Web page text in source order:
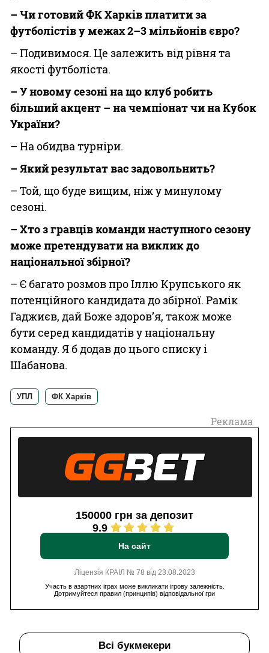
– Чи готовий ФК Харків платити за
футболістів у межах 2–3 мільйонів євро?
– Подивимося. Це залежить від рівня та
якості футболіста.
– У новому сезоні на що клуб робить
більший акцент – на чемпіонат чи на Кубок
України?
– На обидва турніри.
– Який результат вас задовольнить?
– Той, що буде вищим, ніж у минулому
сезоні.
– Хто з гравців команди наступного сезону
може претендувати на виклик до
національної збірної?
– Є багато розмов про Іллю Крупського як
потенційного кандидата до збірної. Рамік
Гаджиєв, дай Боже здоров’я, також може
бути серед кандидатів у національну
команду. Я б додав до цього списку і
Шабанова.
УПЛ ФК Харків
Реклама
150000 грн за депозит
9.9
На сайт
Ліцензія КРАІЛ № 78 від 23.08.2023
Участь в азартних іграх може викликати ігрову залежність.
Дотримуйтеся правил (принципів) відповідальної гри
Всі букмекери